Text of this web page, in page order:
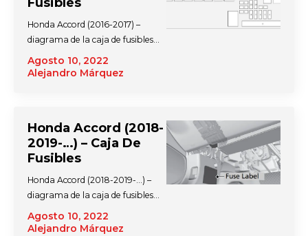
Agosto 10, 2022
Alejandro Márquez
Honda Accord (2016-2017) –
diagrama de la caja de fusibles…
Honda Accord (2018-
2019-…) – Caja De
Fusibles
Agosto 10, 2022
Alejandro Márquez
Honda Accord (2018-2019-…) –
diagrama de la caja de fusibles…